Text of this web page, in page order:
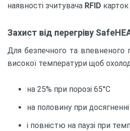
наявності зчитувача RFID
Захист від перегріву
Для безпечного та впевненого
високої температури щоб
на 25% при порозі 65°C
на половину при
і повністю на паузі при